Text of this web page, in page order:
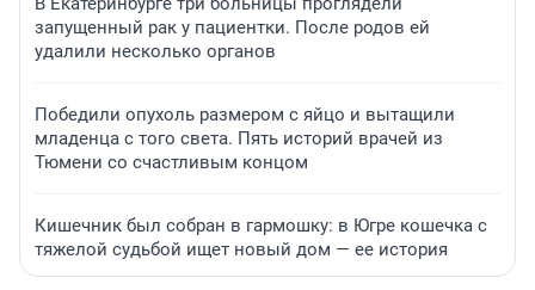
запущенный рак у пациентки. После родов ей
удалили несколько органов
Победили опухоль размером с яйцо и вытащили
младенца с того света. Пять историй врачей из
Тюмени со счастливым концом
Кишечник был собран в гармошку: в Югре кошечка с
тяжелой судьбой ищет новый дом — ее история